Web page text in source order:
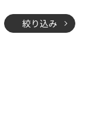
絞り込み